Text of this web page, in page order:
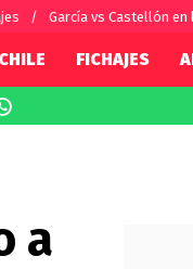
García vs Castellón en
Conference League
Ligue 1
FICHAJES
a